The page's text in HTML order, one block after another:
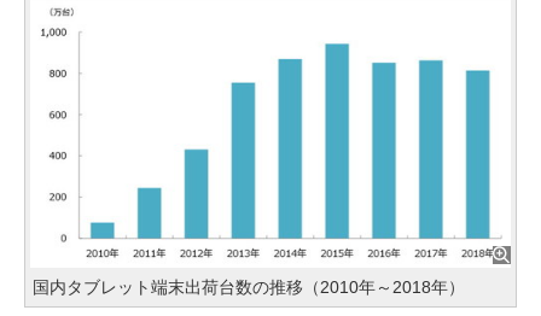
国内タブレット端末出荷台数の推移（2010年～2018年）